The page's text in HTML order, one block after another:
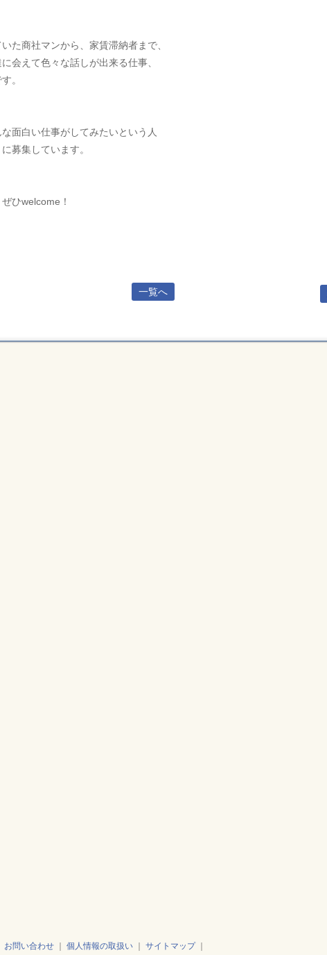
た商社マンから、家賃滞納者まで、
会えて色々な話しが出来る仕事、
。
面白い仕事がしてみたいという人
募集しています。
ひwelcome！
一覧へ
お問い合わせ 個人情報の取扱い サイトマップ｜